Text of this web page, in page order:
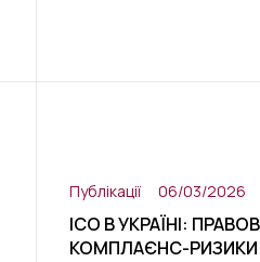
Публікації 06/03/2026
ICO В УКРАЇНІ:
КОМПЛАЄНС-РИЗИКИ